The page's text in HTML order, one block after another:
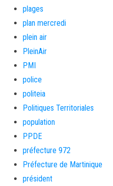
plages
plan mercredi
plein air
PleinAir
PMI
police
politeia
Politiques Territoriales
population
PPDE
préfecture 972
Préfecture de Martinique
président